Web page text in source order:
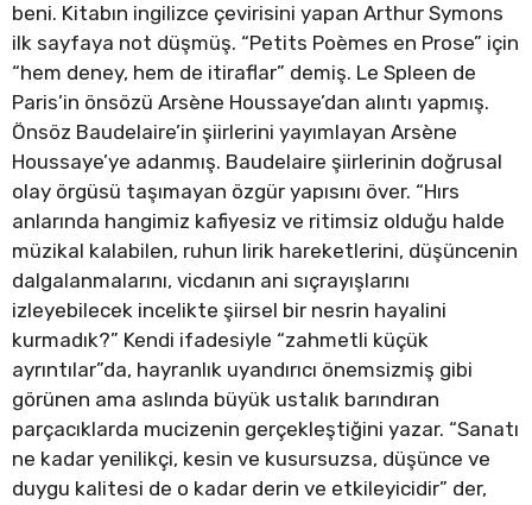
beni. Kitabın ingilizce çevirisini yapan Arthur Symons
ilk sayfaya not düşmüş. “Petits Poèmes en Prose” için
“hem deney, hem de itiraflar” demiş. Le Spleen de
Paris’in önsözü Arsène Houssaye’dan alıntı yapmış.
Önsöz Baudelaire’in şiirlerini yayımlayan Arsène
Houssaye’ye adanmış. Baudelaire şiirlerinin doğrusal
olay örgüsü taşımayan özgür yapısını över. “Hırs
anlarında hangimiz kafiyesiz ve ritimsiz olduğu halde
müzikal kalabilen, ruhun lirik hareketlerini, düşüncenin
dalgalanmalarını, vicdanın ani sıçrayışlarını
izleyebilecek incelikte şiirsel bir nesrin hayalini
kurmadık?” Kendi ifadesiyle “zahmetli küçük
ayrıntılar”da, hayranlık uyandırıcı önemsizmiş gibi
görünen ama aslında büyük ustalık barındıran
parçacıklarda mucizenin gerçekleştiğini yazar. “Sanatı
ne kadar yenilikçi, kesin ve kusursuzsa, düşünce ve
duygu kalitesi de o kadar derin ve etkileyicidir” der,